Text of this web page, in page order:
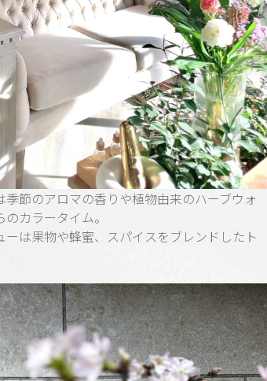
節のアロマの香りや植物由来のハーブウォ
カラータイム。
は果物や蜂蜜、スパイスをブレンドしたト